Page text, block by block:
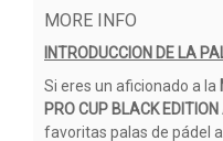
MORE INFO
INTRODUCCION DE LA
Si eres un aficionado a la
PRO CUP BLACK
favoritas palas de pádel